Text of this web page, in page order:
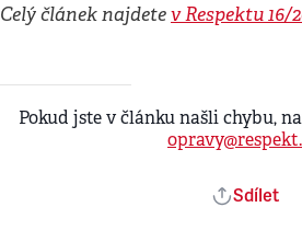
Celý článek najdetev Respektu 16/
Pokud jste v článku našli chybu,
Sdílet